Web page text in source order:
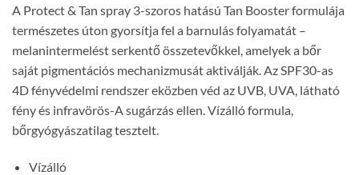
A Protect & Tan spray 3-szoros hatású Tan Booster formulája
természetes úton gyorsítja fel a barnulás folyamatát –
melanintermelést serkentő összetevőkkel, amelyek a bőr
saját pigmentációs mechanizmusát aktiválják. Az SPF30-as
4D fényvédelmi rendszer eközben véd az UVB, UVA, látható
fény és infravörös-A sugárzás ellen. Vízálló formula,
bőrgyógyászatilag tesztelt.
Vízálló